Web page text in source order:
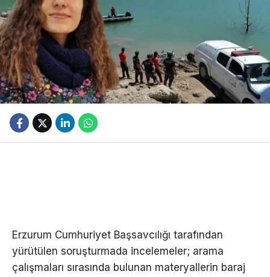
Erzurum Cumhuriyet Başsavcılığı tarafından
yürütülen soruşturmada incelemeler; arama
çalışmaları sırasında bulunan materyallerin baraj